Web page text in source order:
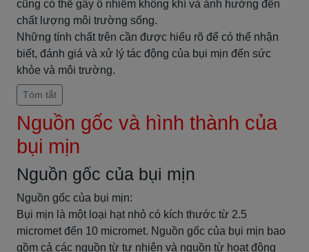
cũng có thể gây ô nhiễm không khí và ảnh hưởng đến
chất lượng môi trường sống.
Những tính chất trên cần được hiểu rõ để có thể nhận
biết, đánh giá và xử lý tác động của bụi mịn đến sức
khỏe và môi trường.
Tóm tắt
Nguồn gốc và hình thành của
bụi mịn
Nguồn gốc của bụi mịn
Nguồn gốc của bụi mịn:
Bụi mịn là một loại hạt nhỏ có kích thước từ 2.5
micromet đến 10 micromet. Nguồn gốc của bụi mịn bao
gồm cả các nguồn từ tự nhiên và nguồn từ hoạt động